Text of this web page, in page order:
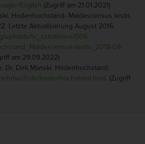
(Zugriff am 21.01.2021)
Hodenhochstand- Maldescensus testis.
Letzte Aktualisierung August 2016.
uploads/tx_szleitlinien/006-
testis_2018-08-
am 29.09.2022)
Dr. Dirk Manski. Hodenhochstand.
hodenhochstand.html. (Zugriff